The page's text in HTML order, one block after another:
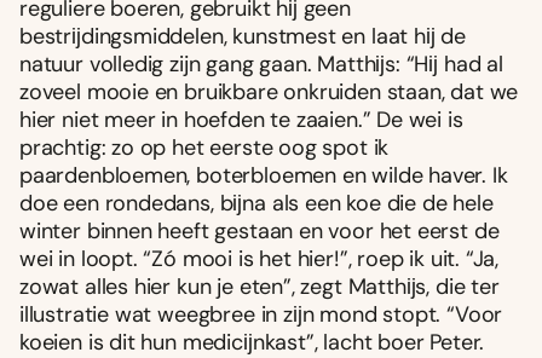
reguliere boeren, gebruikt hĳ geen
bestrĳdingsmiddelen, kunstmest en laat hĳ de
natuur volledig zijn gang gaan. Matthĳs: “Hĳ had al
zoveel mooie en bruikbare onkruiden staan, dat we
hier niet meer in hoefden te zaaien.” De wei is
prachtig: zo op het eerste oog spot ik
paardenbloemen, boterbloemen en wilde haver. Ik
doe een rondedans, bĳna als een koe die de hele
winter binnen heeft gestaan en voor het eerst de
wei in loopt. “Zó mooi is het hier!”, roep ik uit. “Ja,
zowat alles hier kun je eten”, zegt Matthĳs, die ter
illustratie wat weegbree in zĳn mond stopt. “Voor
koeien is dit hun medicĳnkast”, lacht boer Peter.